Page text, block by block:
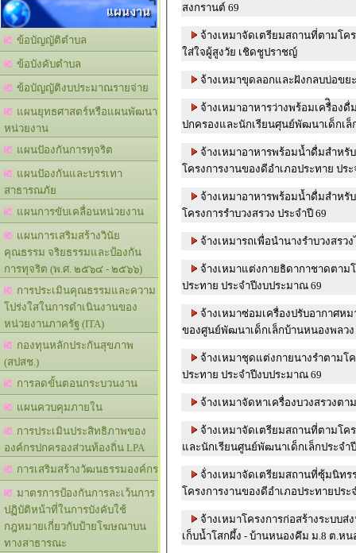
แผนงาน
ข้อบัญญัติตำบล
ข้อบังคับตำบล
ข้อบัญญัติงบประมาณรายจ่าย
แผนยุทธศาสตร์หรือแผนพัฒนา
หน่วยงาน
แผนปัองกันการทุจริต
แผนปัองกันและบรรเทา
สาธารณภัย
แผนการขับเคลื่อนหน่วยงาน
แผนการเสริมสร้างวินัย
คุณธรรม จริยธรรมและป้องกัน
การทุจริต (พ.ศ. ๒๕๖๔ - ๒๕๖๖)
การประเมินคุณธรรมและความ
โปร่งใสในการดำเนินงานของ
หน่วยงานภาครัฐ (ITA)
กองทุนหลักประกันสุขภาพ
(สปสช.)
การลดขั้นตอนกระบวนงาน
แผนควบคุมภายใน
การประเมินประสิทธิภาพของ
องค์กรปกครองส่วนท้องถิ่น LPA
การเสริมสร้างวัฒนธรรมองค์กร
มาตรการป้องกันการละเว้นการ
ปฏิบัติหน้าที่ในการบังคับใช้
กฎหมายเกี่ยวกับป้ายโฆษณาบน
ทางสาธารณะ
สงกรานต์ 69
จ้างเหมาจัดเตรียมสถานที่ตามโ
ใส่ใจผู้สูงวัย เชิดชูปราชญ์
จ้างเหมาขุดลอกและฝังกลบบ่อขย
จ้างเหมาอาหารว่างพร้อมเครื่ิอง
ปกครองและนักเรียนศุนย์พัฒนาเด็กเล็
จ้างเหมาอาหารพร้อมน้ำดื่มสำหรั
โครงการงานของดีอำเภอประทาย ปร
จ้างเหมาอาหารพร้อมน้ำดื่มสำหรั
โครงการรำบวงสรวง ประจำปี 69
จ้างเหมารถเพื่อนำนางรำบวงสรว
จ้างเหมาแต่งกายธิดากาชาดตาม
ประทาย ประจำปีงบประมาณ 69
จ้างเหมาซ่อมเครื่องปรับอากาศห
ของศูนย์พัฒนาเด็กเล็กบ้านหนองพลวง
จ้างเหมาชุดแต่งกายนางรำตามโ
ประทาย ประจำปีงบประมาณ 69
จ้างเหมาจัดหาเครื่องบวงสรวงตา
จ้างเหมาจัดเตรียมสถานที่ตามโค
และนักเรียนศูนย์พัฒนาเด็กเล็กประจำ
จ้่างเหมาจัดเตรียมสถานที่ซุ้มนิทร
โครงการงานของดีอำเภอประทายประ
จ้างเหมาโครงการก่อสร้างระบบส่
เก็บน้ำโสกผึ้ง - บ้านหนองคึม ม.8 ต.หน